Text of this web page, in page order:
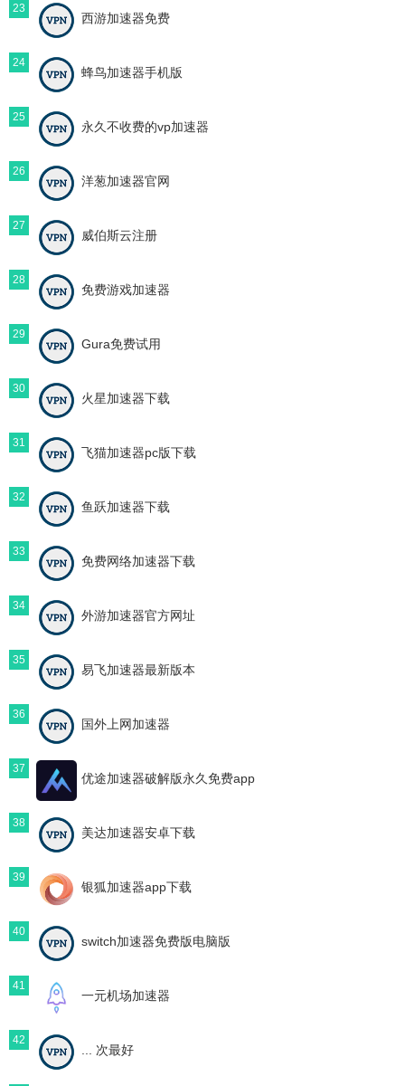
23
西游加速器免费
24
蜂鸟加速器手机版
25
永久不收费的vp加速器
26
洋葱加速器官网
27
威伯斯云注册
28
免费游戏加速器
29
Gura免费试用
30
火星加速器下载
31
飞猫加速器pc版下载
32
鱼跃加速器下载
33
免费网络加速器下载
34
外游加速器官方网址
35
易飞加速器最新版本
36
国外上网加速器
37
优途加速器破解版永久免费app
38
美达加速器安卓下载
39
银狐加速器app下载
40
switch加速器免费版电脑版
41
一元机场加速器
42
... 次最好